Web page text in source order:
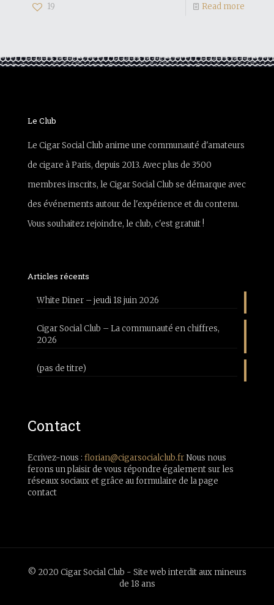
19 Read more
Le Club
Le Cigar Social Club anime une communauté d'amateurs
de cigare à Paris, depuis 2013. Avec plus de 3500
membres inscrits, le Cigar Social Club se démarque avec
des événements autour de l'expérience et du contenu.
Vous souhaitez rejoindre, le club, c'est gratuit !
Articles récents
White Diner – jeudi 18 juin 2026
Cigar Social Club – La communauté en chiffres,
2026
(pas de titre)
Contact
Ecrivez-nous : florian@cigarsocialclub.frNous nous
ferons un plaisir de vous répondre également sur les
réseaux sociaux et grâce au formulaire de la page
contact
© 2020 Cigar Social Club - Site web interdit aux mineurs
de 18 ans